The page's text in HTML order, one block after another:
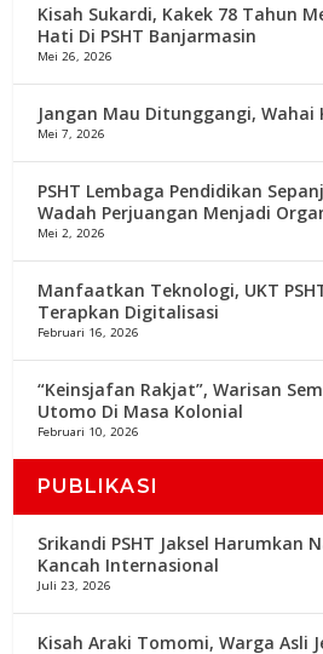
Kisah Sukardi, Kakek 78 Tahun
Hati Di PSHT Banjarmasin
Mei 26, 2026
Jangan Mau Ditunggangi, Wahai
Mei 7, 2026
PSHT Lembaga Pendidikan
Wadah Perjuangan Menjadi
Mei 2, 2026
Manfaatkan Teknologi, UKT
Terapkan Digitalisasi
Februari 16, 2026
“Keinsjafan Rakjat”, Warisan
Utomo Di Masa Kolonial
Februari 10, 2026
PUBLIKASI
Srikandi PSHT Jaksel Harumkan
Kancah Internasional
Juli 23, 2026
Kisah Araki Tomomi, Warga Asli